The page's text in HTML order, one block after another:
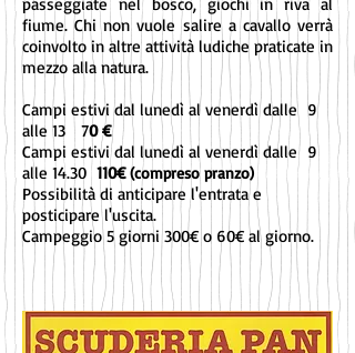
fiume. Chi non vuole salire a cavallo verrà
coinvolto in altre attività ludiche praticate in
mezzo alla natura.
Campi estivi dal lunedì al venerdì dalle 9
alle 13 70 €
Campi estivi dal lunedì al venerdì dalle 9
alle 14.30 110€(compreso pranzo)
Possibilità di anticipare l'entrata e
posticipare l'uscita.
Campeggio 5 giorni 300€ o 60€ al giorno.